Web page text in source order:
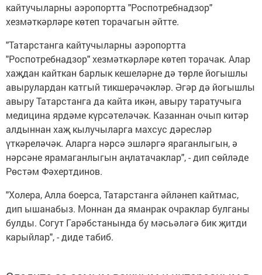
кайтучыларны аэропортта "Роспотребнадзор"
хезмәткәрләре көтеп торачагын әйтте.
"Татарстанга кайтучыларны аэропортта
"Роспотребнадзор" хезмәткәрләре көтеп торачак. Алар
хаҗдан кайткан барлык кешеләрне дә төрле йогышлы
авырулардан катгый тикшерәчәкләр. Әгәр дә йогышлы
авыру Татарстанга да кайта икән, авыру таратучыга
медицина ярдәме күрсәтеләчәк. Казаннан очып китәр
алдыннан хаҗ кылучыларга махсус дәресләр
үткәреләчәк. Аларга нәрсә эшләргә яраганлыгын, ә
нәрсәне ярамаганлыгын аңлатачаклар", - дип сөйләде
Рөстәм Фәхертдинов.
"Холера, Алла боерса, Татарстанга әйләнеп кайтмас,
дип ышанабыз. Моннан да яманрак очраклар булганы
булды. Согут Гарәбстанында бу мәсьәләгә бик җитди
карыйлар", - диде табиб.